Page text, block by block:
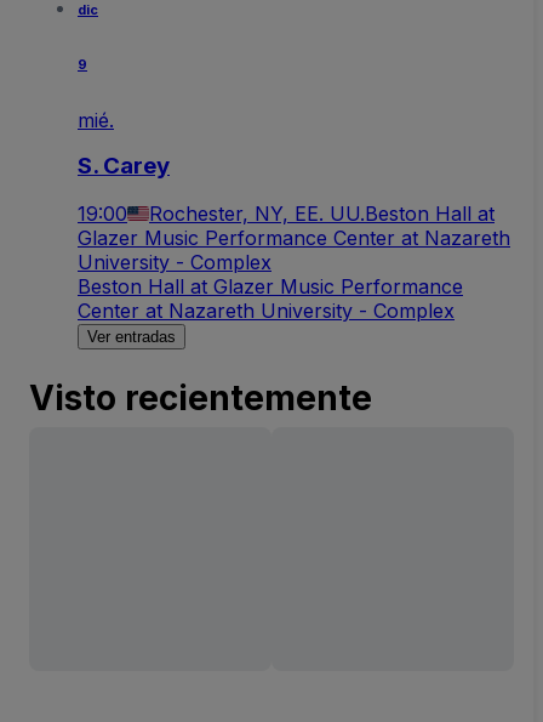
dic
9
mié.
S. Carey
19:00 Rochester, NY, EE. UU.Beston Hall at
Glazer Music Performance Center at Nazareth
University - Complex
Beston Hall at Glazer Music Performance
Center at Nazareth University - Complex
Ver entradas
Visto recientemente